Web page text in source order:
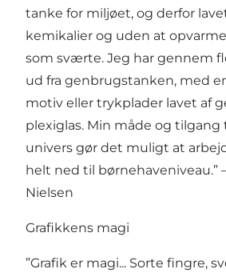
tanke for miljøet, og derfor
kemikalier og uden at
som sværte. Jeg har gennem
ud fra genbrugstanken, med
motiv eller trykplader lavet af
plexiglas. Min måde og tilgang
univers gør det muligt at
helt ned til børnehaveniveau.”
Nielsen
Grafikkens magi
”Grafik er magi... Sorte fingre,